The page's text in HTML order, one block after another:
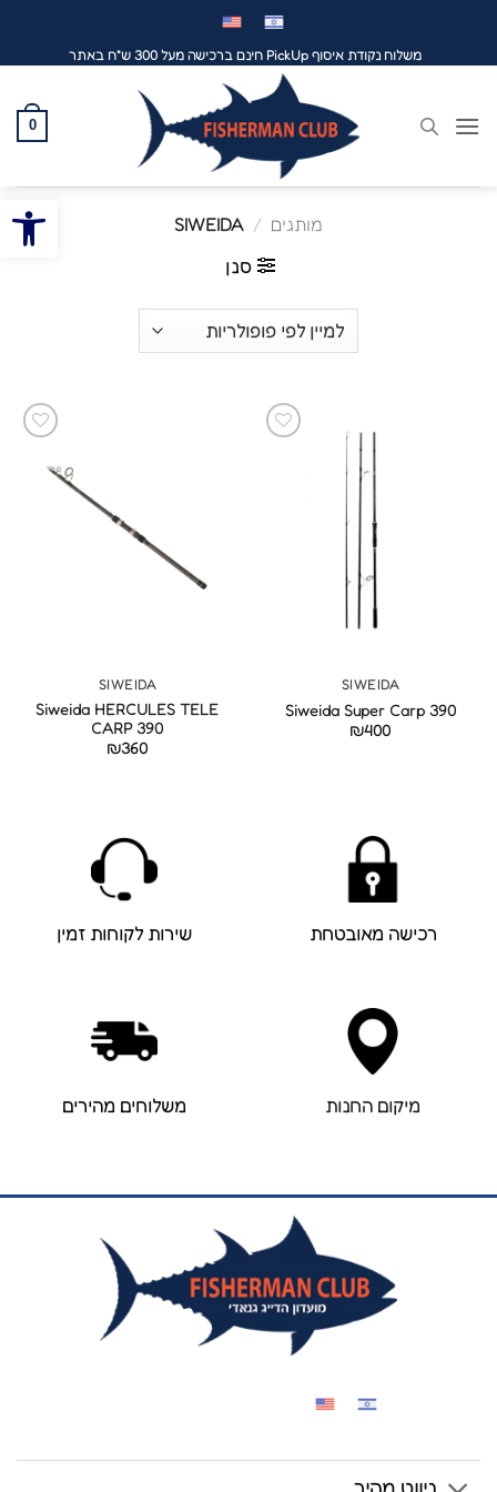
פתח
משלוח נקודת איסוף PickUp חינם ברכישה מעל 300 ש"ח באתר
0
מותגים /
SIWEIDA
סנן
SIWEIDA
Siweida Super Carp 390
₪400
SIWEIDA
Siweida HERCULES TELE
CARP 390
₪360
רכישה מאובטחת שירות לקוחות זמין
מיקום החנות משלוחים מהירים